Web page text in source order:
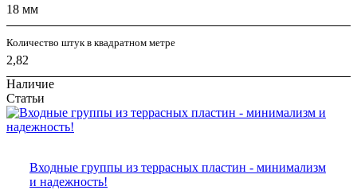
18 мм
Количество штук в квадратном метре
2,82
Наличие
Статьи
Входные группы из террасных пластин - минимализм
и надежность!